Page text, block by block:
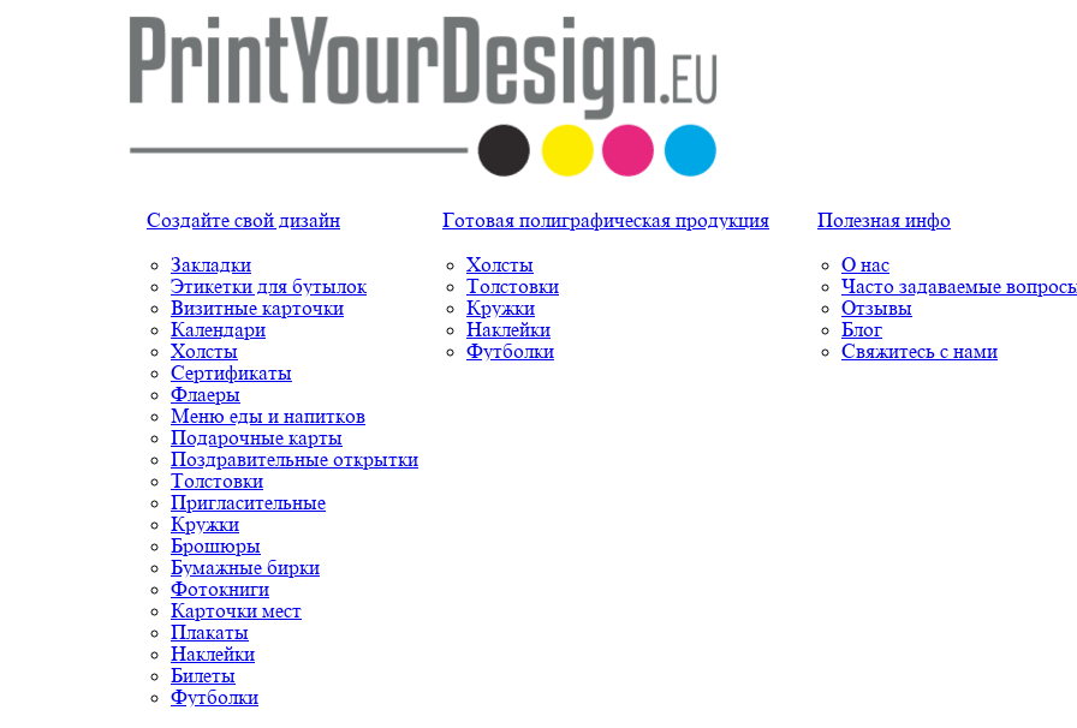
Создайте свой дизайн
Закладки
Этикетки для бутылок
Визитные карточки
Календари
Холсты
Сертификаты
Флаеры
Меню еды и напитков
Подарочные карты
Поздравительные открытки
Толстовки
Пригласительные
Кружки
Брошюры
Бумажные бирки
Фотокниги
Карточки мест
Плакаты
Наклейки
Билеты
Футболки
Готовая полиграфическая продукция
Холсты
Толстовки
Кружки
Наклейки
Футболки
Полезная инфо
О нас
Часто задаваемые
Отзывы
Блог
Свяжитесь с нами